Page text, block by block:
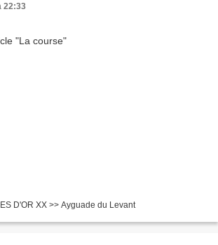
22:33
D'OR XX >> Ayguade du Levant